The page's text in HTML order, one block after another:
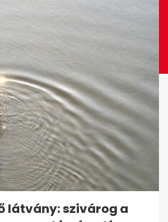
fogyott a Família Kft.
látvány: szivárog a